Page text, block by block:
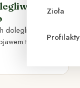
Zioła
dolegliwości
tej
neutrofili, we…